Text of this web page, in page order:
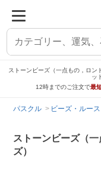
ストーンビーズ（一点もの，ロン
ッ
12時までのご注文で最
パスクル ビーズ・ルース
ストーンビーズ（
ズ）